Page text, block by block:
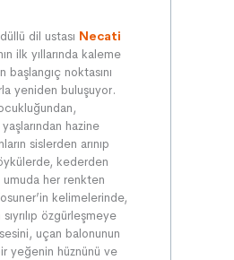
dil ustası Necati
ilk yıllarında kaleme
başlangıç noktasını
yeniden buluşuyor.
hazine
sislerden arınıp
kederden
her renkten
kelimelerinde,
özgürleşmeye
uçan balonunun
yeğenin hüznünü ve